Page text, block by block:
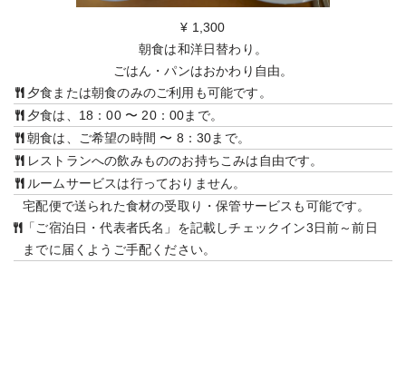
¥ 1,300
朝食は和洋日替わり。
ごはん・パンはおかわり自由。
夕食または朝食のみのご利用も可能です。
夕食は、18：00 〜 20：00まで。
朝食は、ご希望の時間 〜 8：30まで。
レストランへの飲みもののお持ちこみは自由です。
ルームサービスは行っておりません。
宅配便で送られた食材の受取り・保管サービスも可能です。
「ご宿泊日・代表者氏名」を記載しチェックイン3日前～前日
までに届くようご手配ください。